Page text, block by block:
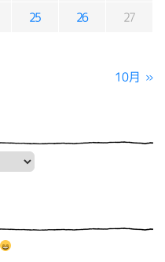
25 26 27
10月 »